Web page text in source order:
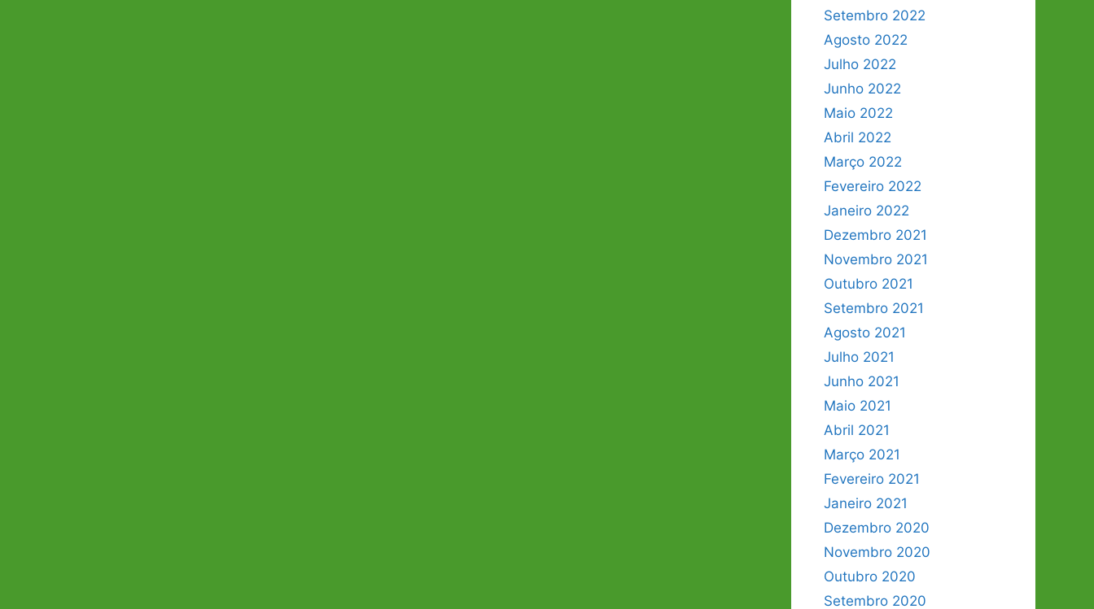
Setembro 2022
Agosto 2022
Julho 2022
Junho 2022
Maio 2022
Abril 2022
Março 2022
Fevereiro 2022
Janeiro 2022
Dezembro 2021
Novembro 2021
Outubro 2021
Setembro 2021
Agosto 2021
Julho 2021
Junho 2021
Maio 2021
Abril 2021
Março 2021
Fevereiro 2021
Janeiro 2021
Dezembro 2020
Novembro 2020
Outubro 2020
Setembro 2020